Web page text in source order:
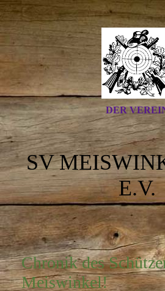
DER
SV
E.V.
Chronik des
Meiswinkel!